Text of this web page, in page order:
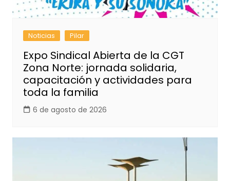
Noticias Pilar
Expo Sindical Abierta de la CGT
Zona Norte: jornada solidaria,
capacitación y actividades para
toda la familia
6 de agosto de 2026